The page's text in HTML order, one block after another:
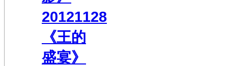
20121128
《王的
盛宴》